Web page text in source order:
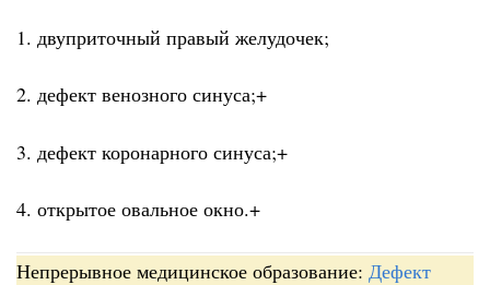
1. двуприточный правый желудочек;
2. дефект венозного синуса;+
3. дефект коронарного синуса;+
4. открытое овальное окно.+
Непрерывное медицинское образование: Дефект